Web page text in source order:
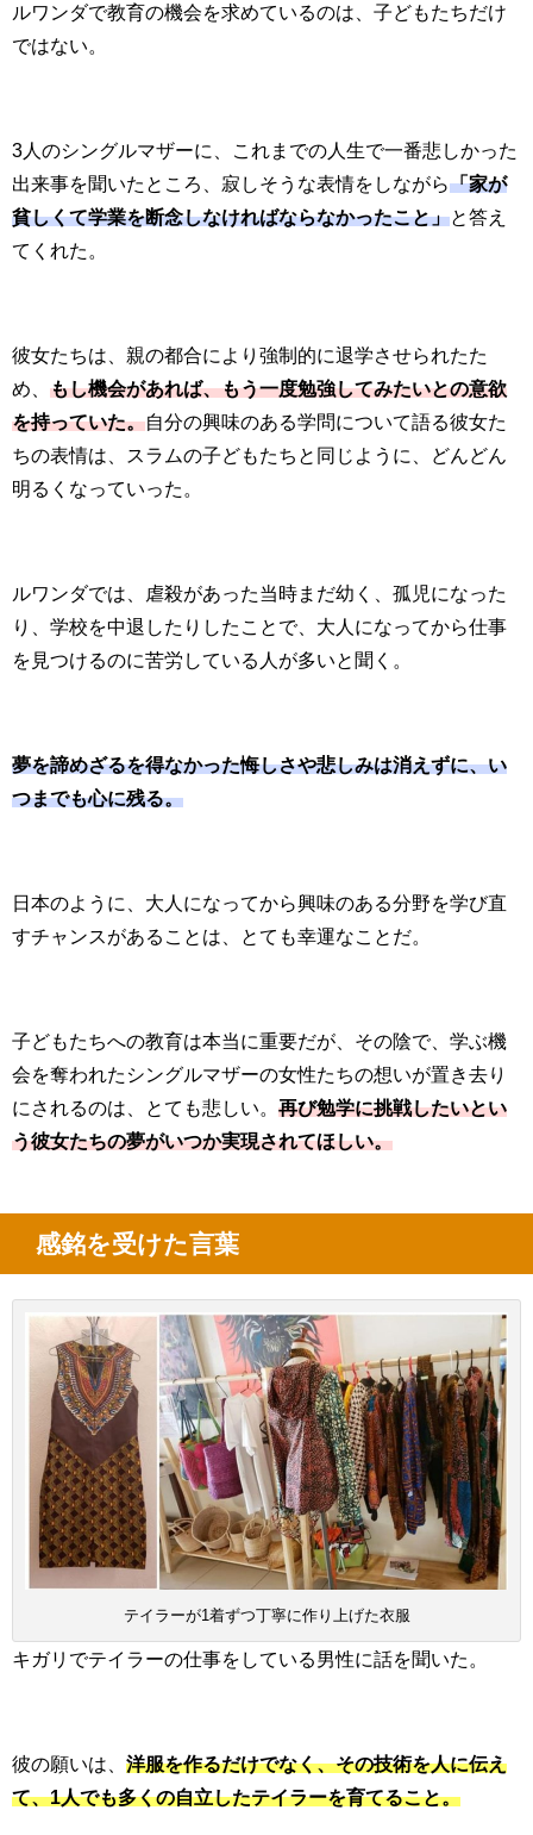
ルワンダで教育の機会を求めているのは、子どもたちだけ
ではない。
3人のシングルマザーに、これまでの人生で一番悲しかった
出来事を聞いたところ、寂しそうな表情をしながら「家が
貧しくて学業を断念しなければならなかったこと」と答え
てくれた。
彼女たちは、親の都合により強制的に退学させられたた
め、 もし機会があれば、もう一度勉強してみたいとの意欲
を持っていた。自分の興味のある学問について語る彼女た
ちの表情は、スラムの子どもたちと同じように、どんどん
明るくなっていった。
ルワンダでは、虐殺があった当時まだ幼く、孤児になった
り、学校を中退したりしたことで、大人になってから仕事
を見つけるのに苦労している人が多いと聞く。
夢を諦めざるを得なかった悔しさや悲しみは消えずに、い
つまでも心に残る。
日本のように、大人になってから興味のある分野を学び直
すチャンスがあることは、とても幸運なことだ。
子どもたちへの教育は本当に重要だが、その陰で、学ぶ機
会を奪われたシングルマザーの女性たちの想いが置き去り
にされるのは、とても悲しい。 再び勉学に挑戦したいとい
う彼女たちの夢がいつか実現されてほしい。
感銘を受けた言葉
テイラーが1着ずつ丁寧に作り上げた衣服
キガリでテイラーの仕事をしている男性に話を聞いた。
彼の願いは、 洋服を作るだけでなく、その技術を人に伝え
て、1人でも多くの自立したテイラーを育てること。